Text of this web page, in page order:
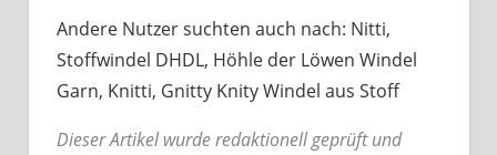
Andere Nutzer suchten auch nach: Nitti,
Stoffwindel DHDL, Höhle der Löwen Windel
Garn, Knitti, Gnitty Knity Windel aus Stoff
Dieser Artikel wurde redaktionell geprüft und